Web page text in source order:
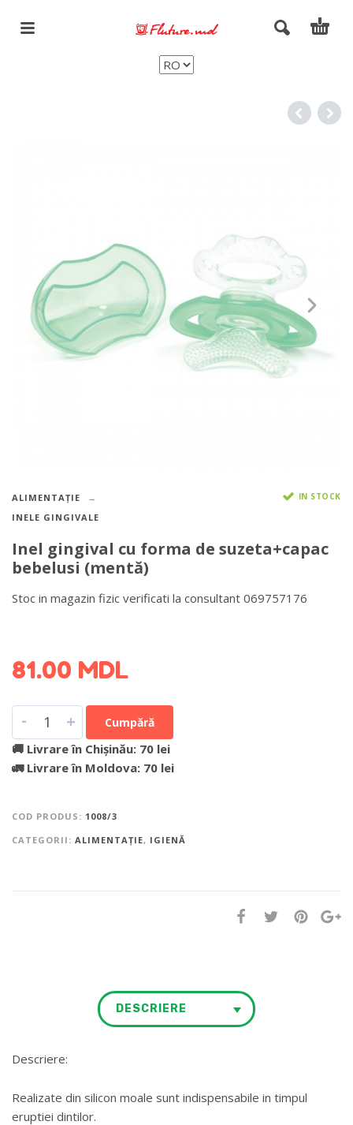
ALIMENTAȚIE
INELE GINGIVALE
IN STOCK
Inel gingival cu forma de suzeta+capac
bebelusi (mentă)
Stoc in magazin fizic verificati la consultant 069757176
81.00 MDL
- + Cumpără
🚚 Livrare în Chișinău: 70 lei
🚛 Livrare în Moldova: 70 lei
COD PRODUS: 1008/3
CATEGORII: ALIMENTAȚIE, IGIENĂ
DESCRIERE
Descriere:
Realizate din silicon moale sunt indispensabile in timpul
eruptiei dintilor.